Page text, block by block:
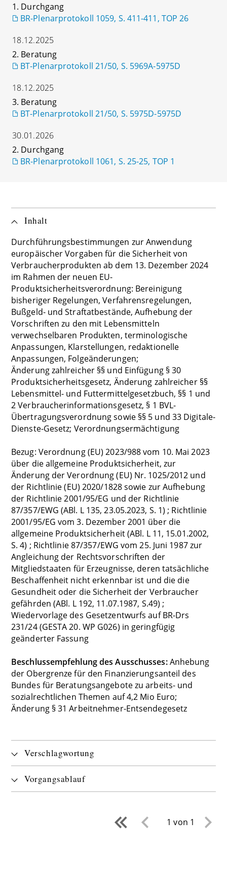
1. Durchgang
BR-Plenarprotokoll 1059, S. 411-411, TOP 26
18.12.2025
2. Beratung
BT-Plenarprotokoll 21/50, S. 5969A-5975D
18.12.2025
3. Beratung
BT-Plenarprotokoll 21/50, S. 5975D-5975D
30.01.2026
2. Durchgang
BR-Plenarprotokoll 1061, S. 25-25, TOP 1
Inhalt
Durchführungsbestimmungen zur Anwendung
europäischer Vorgaben für die Sicherheit von
Verbraucherprodukten ab dem 13. Dezember 2024
im Rahmen der neuen EU-
Produktsicherheitsverordnung: Bereinigung
bisheriger Regelungen, Verfahrensregelungen,
Bußgeld- und Straftatbestände, Aufhebung der
Vorschriften zu den mit Lebensmitteln
verwechselbaren Produkten, terminologische
Anpassungen, Klarstellungen, redaktionelle
Anpassungen, Folgeänderungen;
Änderung zahlreicher §§ und Einfügung § 30
Produktsicherheitsgesetz, Änderung zahlreicher §§
Lebensmittel- und Futtermittelgesetzbuch, §§ 1 und
2 Verbraucherinformationsgesetz, § 1 BVL-
Übertragungsverordnung sowie §§ 5 und 33 Digitale-
Dienste-Gesetz; Verordnungsermächtigung
Bezug: Verordnung (EU) 2023/988 vom 10. Mai 2023
über die allgemeine Produktsicherheit, zur
Änderung der Verordnung (EU) Nr. 1025/2012 und
der Richtlinie (EU) 2020/1828 sowie zur Aufhebung
der Richtlinie 2001/95/EG und der Richtlinie
87/357/EWG (ABl. L 135, 23.05.2023, S. 1) ; Richtlinie
2001/95/EG vom 3. Dezember 2001 über die
allgemeine Produktsicherheit (ABl. L 11, 15.01.2002,
S. 4) ; Richtlinie 87/357/EWG vom 25. Juni 1987 zur
Angleichung der Rechtsvorschriften der
Mitgliedstaaten für Erzeugnisse, deren tatsächliche
Beschaffenheit nicht erkennbar ist und die die
Gesundheit oder die Sicherheit der Verbraucher
gefährden (ABl. L 192, 11.07.1987, S.49) ;
Wiedervorlage des Gesetzentwurfs auf BR-Drs
231/24 (GESTA 20. WP G026) in geringfügig
geänderter Fassung
Beschlussempfehlung des Ausschusses:Anhebung
der Obergrenze für den Finanzierungsanteil des
Bundes für Beratungsangebote zu arbeits- und
sozialrechtlichen Themen auf 4,2 Mio Euro;
Änderung § 31 Arbeitnehmer-Entsendegesetz
Verschlagwortung
Vorgangsablauf
1 von 1